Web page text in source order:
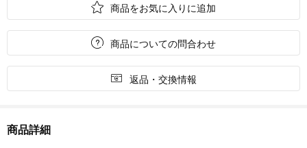
 商品をお気に入りに追加
 商品についての問合わせ
 返品・交換情報
商品詳細